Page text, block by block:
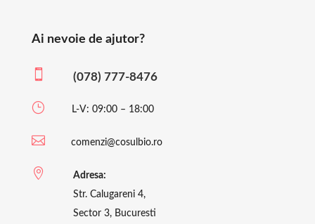
Ai nevoie de ajutor?
 (078) 777-8476
} L-V: 09:00 – 18:00
 comenzi@cosulbio.ro

Adresa:
Str. Calugareni 4,
Sector 3, Bucuresti